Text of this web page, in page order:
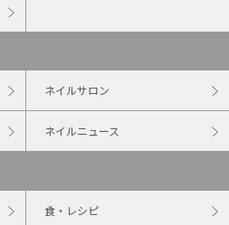
ネイルサロン
ネイルニュース
食・レシピ